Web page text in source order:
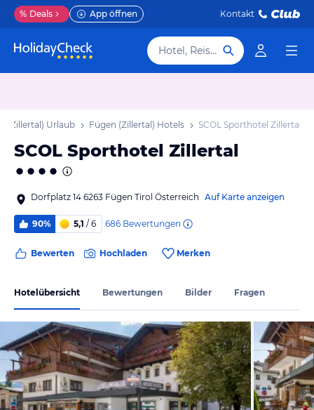
% Deals App öffnen Kontakt
Hotel, Reiseziel
(Zillertal) Urlaub Fügen (Zillertal) Hotels SCOL Sporthotel Zillertal
SCOL Sporthotel Zillertal
Dorfplatz 14 6263 Fügen Tirol Österreich Auf Karte anzeigen
90% 5,1 / 6 686 Bewertungen
Bewerten Hochladen Merken
Hotelübersicht Bewertungen Bilder Fragen